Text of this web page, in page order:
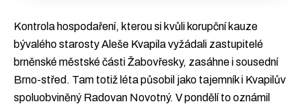
Kontrola hospodaření, kterou si kvůli korupční kauze
bývalého starosty Aleše Kvapila vyžádali zastupitelé
brněnské městské části Žabovřesky, zasáhne i sousední
Brno-střed. Tam totiž léta působil jako tajemník i Kvapilův
spoluobviněný Radovan Novotný. V pondělí to oznámil